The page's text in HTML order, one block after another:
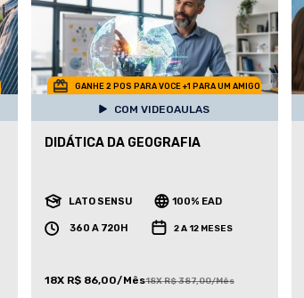
GANHE 2 POS PARA VOCE +1 PARA UM AMIGO
COM VIDEOAULAS
DIDÁTICA DA GEOGRAFIA
LATO SENSU 100% EAD
360 A 720H 2 A 12 MESES
18X R$ 86,00/Mês18X R$ 387,00/Mês